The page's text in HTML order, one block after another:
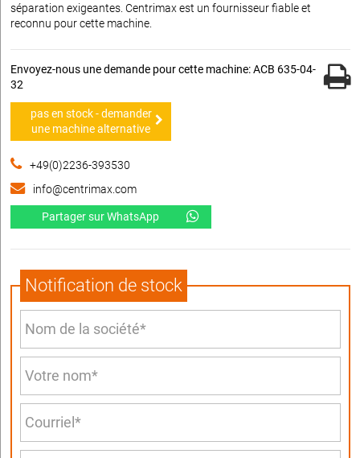
séparation exigeantes. Centrimax est un fournisseur fiable et
reconnu pour cette machine.
Envoyez-nous une demande pour cette machine: ACB 635-04-
32
pas en stock - demander
une machine alternative
+49(0)2236-393530
info@centrimax.com
Partager sur WhatsApp
Notification de stock